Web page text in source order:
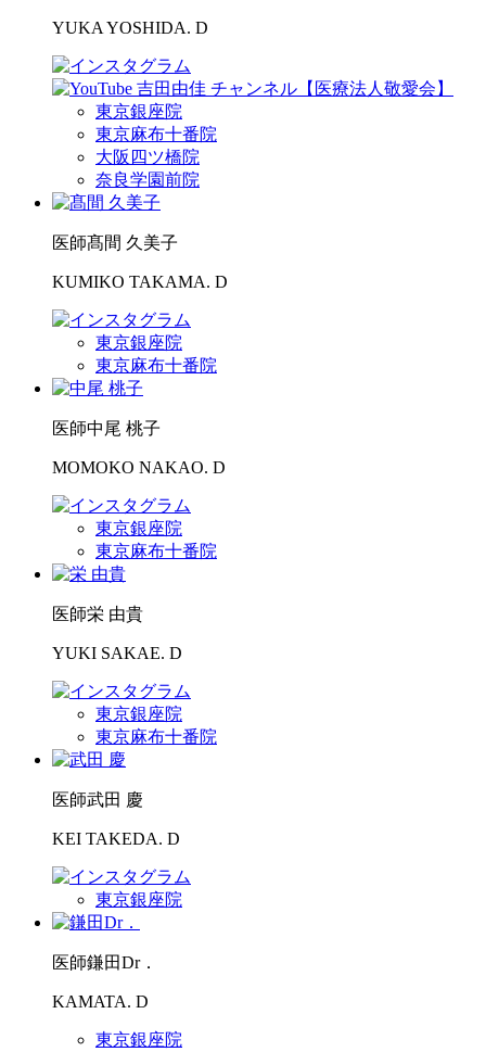
YUKA YOSHIDA. D
東京銀座院
東京麻布十番院
大阪四ツ橋院
奈良学園前院
医師髙間 久美子
KUMIKO TAKAMA. D
東京銀座院
東京麻布十番院
医師中尾 桃子
MOMOKO NAKAO. D
東京銀座院
東京麻布十番院
医師栄 由貴
YUKI SAKAE. D
東京銀座院
東京麻布十番院
医師武田 慶
KEI TAKEDA. D
東京銀座院
医師鎌田Dr．
KAMATA. D
東京銀座院